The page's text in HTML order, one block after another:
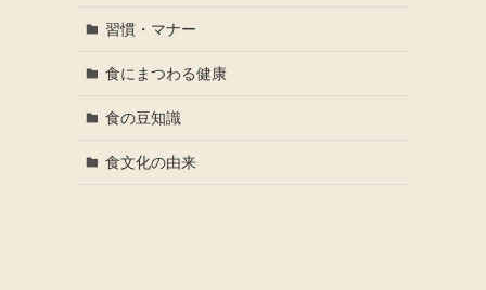
習慣・マナー
食にまつわる健康
食の豆知識
食文化の由来